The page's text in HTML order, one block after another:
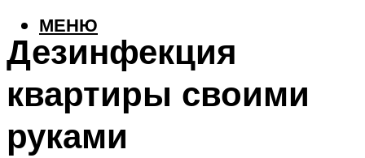
МЕНЮ
Дезинфекция
квартиры своими
руками